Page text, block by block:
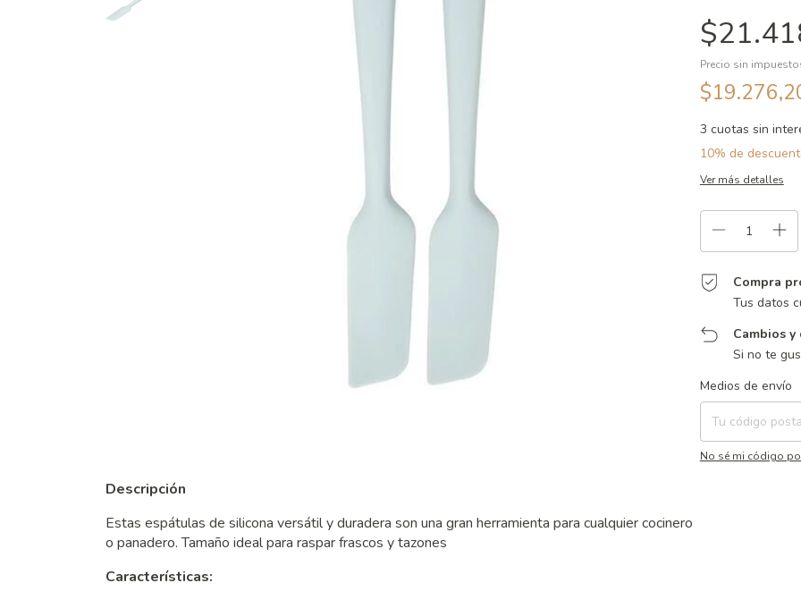
Precio sin
3 cuotas sin
10% de
Ver más detalles
Compra
Tus datos
Cambios
Si no te
Entregas para el CP:
Medios de envío
No sé mi código
Descripción
Estas espátulas de silicona versátil y duradera son una gran herramienta para cualquier cocinero
o panadero. Tamaño ideal para raspar frascos y tazones
Características: